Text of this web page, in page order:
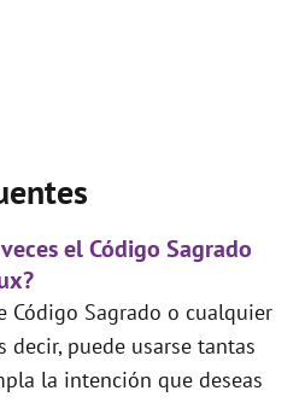
el Código Sagrado
Código Sagrado o cualquier
decir, puede usarse tantas
la intención que deseas